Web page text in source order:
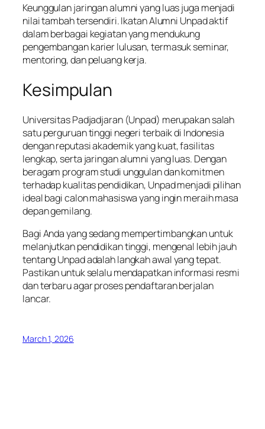
Keunggulan jaringan alumni yang luas juga menjadi
nilai tambah tersendiri. Ikatan Alumni Unpad aktif
dalam berbagai kegiatan yang mendukung
pengembangan karier lulusan, termasuk seminar,
mentoring, dan peluang kerja.
Kesimpulan
Universitas Padjadjaran (Unpad) merupakan salah
satu perguruan tinggi negeri terbaik di Indonesia
dengan reputasi akademik yang kuat, fasilitas
lengkap, serta jaringan alumni yang luas. Dengan
beragam program studi unggulan dan komitmen
terhadap kualitas pendidikan, Unpad menjadi pilihan
ideal bagi calon mahasiswa yang ingin meraih masa
depan gemilang.
Bagi Anda yang sedang mempertimbangkan untuk
melanjutkan pendidikan tinggi, mengenal lebih jauh
tentang Unpad adalah langkah awal yang tepat.
Pastikan untuk selalu mendapatkan informasi resmi
dan terbaru agar proses pendaftaran berjalan
lancar.
March 1, 2026